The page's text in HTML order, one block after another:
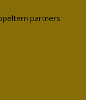
partners